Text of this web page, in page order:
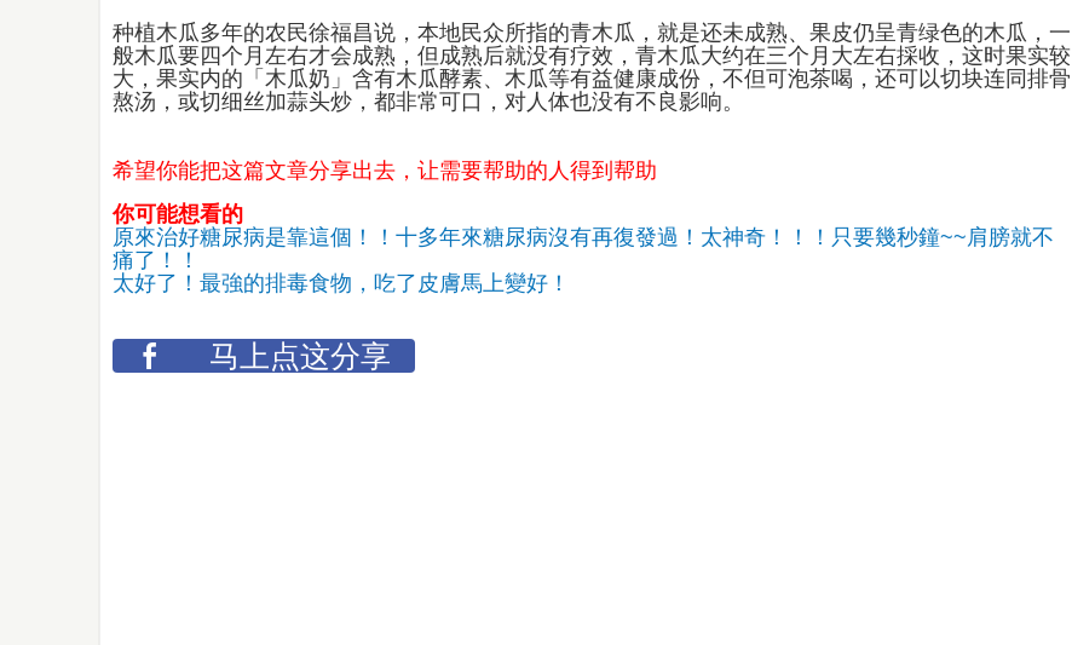
种植木瓜多年的农民徐福昌说，本地民众所指的青木瓜，就是还未成熟、果皮仍呈青绿色的木瓜，一
般木瓜要四个月左右才会成熟，但成熟后就没有疗效，青木瓜大约在三个月大左右採收，这时果实较
大，果实内的「木瓜奶」含有木瓜酵素、木瓜等有益健康成份，不但可泡茶喝，还可以切块连同排骨
熬汤，或切细丝加蒜头炒，都非常可口，对人体也没有不良影响。
希望你能把这篇文章分享出去，让需要帮助的人得到帮助
你可能想看的
原來治好糖尿病是靠這個！！十多年來糖尿病沒有再復發過！ 太神奇！！！只要幾秒鐘~~肩膀就不
痛了！！
太好了！最強的排毒食物，吃了皮膚馬上變好！
马上点这分享